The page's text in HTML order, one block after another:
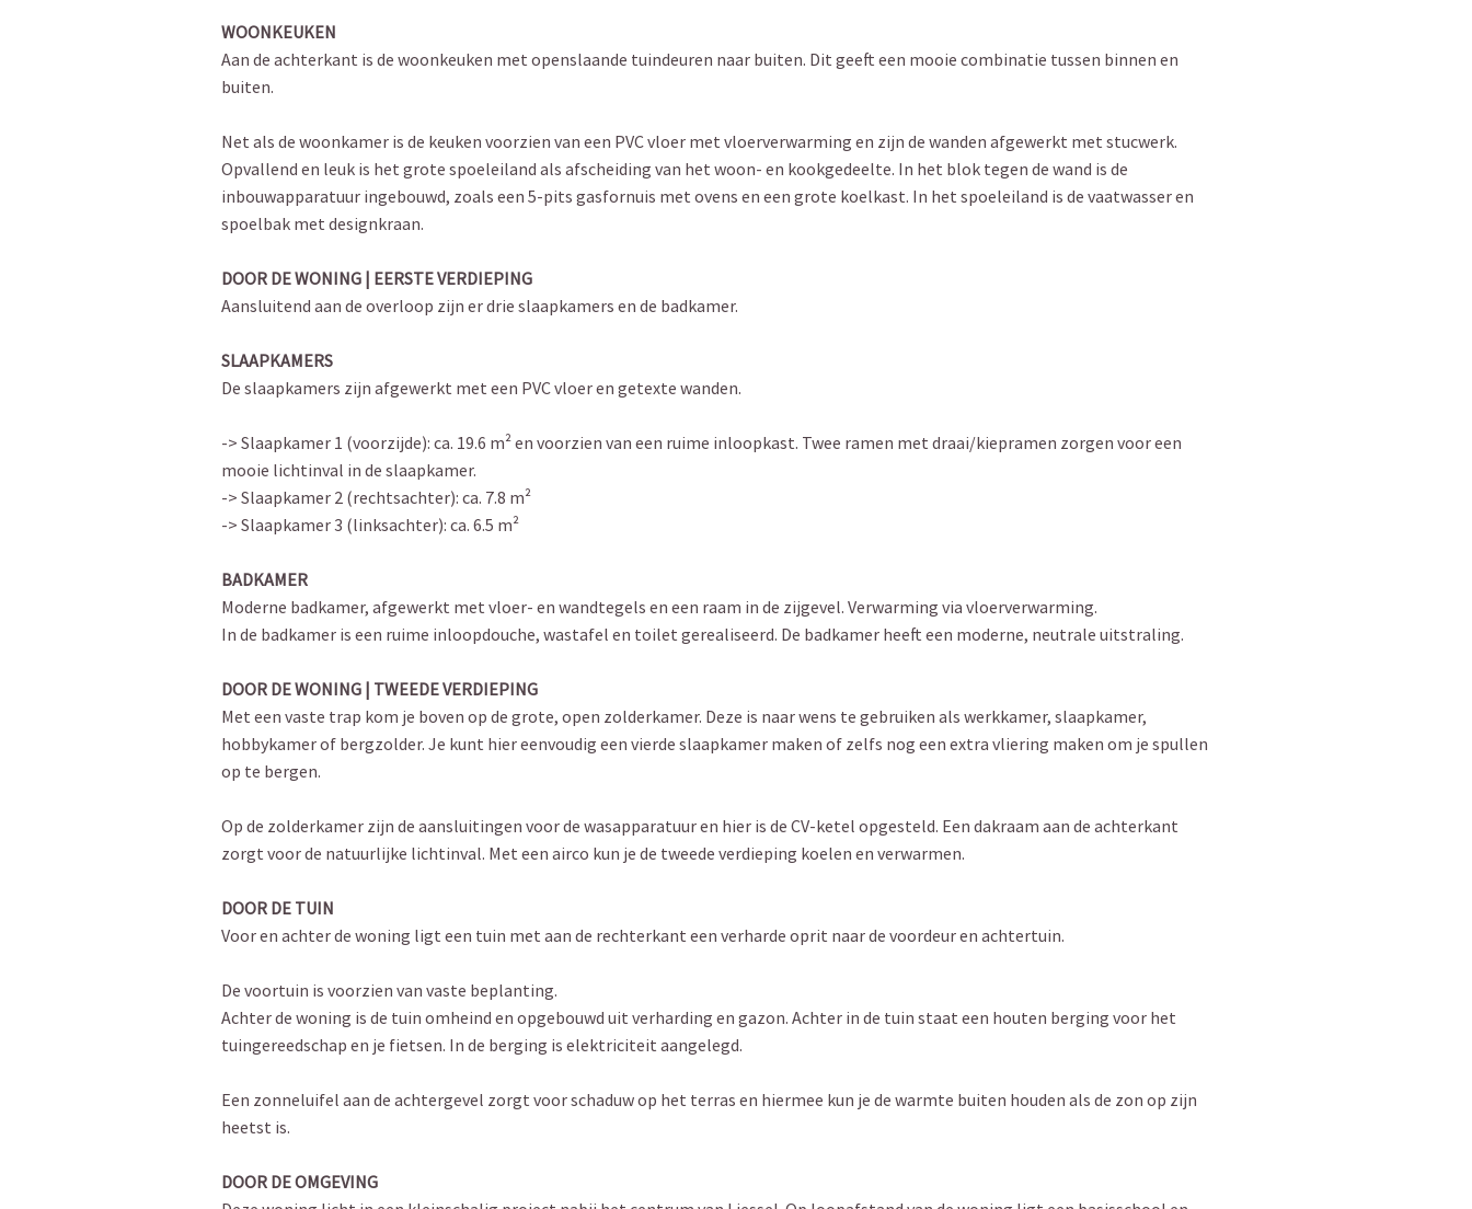
WOONKEUKEN
Aan de achterkant is de woonkeuken met openslaande tuindeuren naar buiten. Dit geeft een mooie combinatie tussen binnen en
buiten.
Net als de woonkamer is de keuken voorzien van een PVC vloer met vloerverwarming en zijn de wanden afgewerkt met stucwerk.
Opvallend en leuk is het grote spoeleiland als afscheiding van het woon- en kookgedeelte. In het blok tegen de wand is de
inbouwapparatuur ingebouwd, zoals een 5-pits gasfornuis met ovens en een grote koelkast. In het spoeleiland is de vaatwasser en
spoelbak met designkraan.
DOOR DE WONING | EERSTE VERDIEPING
Aansluitend aan de overloop zijn er drie slaapkamers en de badkamer.
SLAAPKAMERS
De slaapkamers zijn afgewerkt met een PVC vloer en getexte wanden.
-> Slaapkamer 1 (voorzijde): ca. 19.6 m² en voorzien van een ruime inloopkast. Twee ramen met draai/kiepramen zorgen voor een
mooie lichtinval in de slaapkamer.
-> Slaapkamer 2 (rechtsachter): ca. 7.8 m²
-> Slaapkamer 3 (linksachter): ca. 6.5 m²
BADKAMER
Moderne badkamer, afgewerkt met vloer- en wandtegels en een raam in de zijgevel. Verwarming via vloerverwarming.
In de badkamer is een ruime inloopdouche, wastafel en toilet gerealiseerd. De badkamer heeft een moderne, neutrale uitstraling.
DOOR DE WONING | TWEEDE VERDIEPING
Met een vaste trap kom je boven op de grote, open zolderkamer. Deze is naar wens te gebruiken als werkkamer, slaapkamer,
hobbykamer of bergzolder. Je kunt hier eenvoudig een vierde slaapkamer maken of zelfs nog een extra vliering maken om je spullen
op te bergen.
Op de zolderkamer zijn de aansluitingen voor de wasapparatuur en hier is de CV-ketel opgesteld. Een dakraam aan de achterkant
zorgt voor de natuurlijke lichtinval. Met een airco kun je de tweede verdieping koelen en verwarmen.
DOOR DE TUIN
Voor en achter de woning ligt een tuin met aan de rechterkant een verharde oprit naar de voordeur en achtertuin.
De voortuin is voorzien van vaste beplanting.
Achter de woning is de tuin omheind en opgebouwd uit verharding en gazon. Achter in de tuin staat een houten berging voor het
tuingereedschap en je fietsen. In de berging is elektriciteit aangelegd.
Een zonneluifel aan de achtergevel zorgt voor schaduw op het terras en hiermee kun je de warmte buiten houden als de zon op zijn
heetst is.
DOOR DE OMGEVING